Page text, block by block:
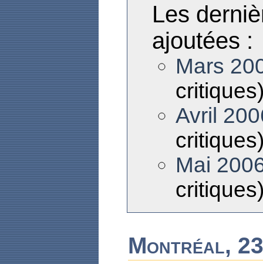
Les
ajoutées :
Mars
Avril
Mai
Montréal,